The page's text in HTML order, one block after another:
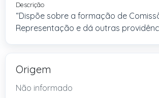
Descrição
“Dispõe sobre a formação de
Representação e dá outras
Origem
Não informado